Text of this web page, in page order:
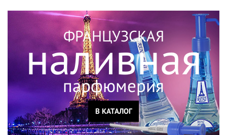
ФРАНЦУЗСКАЯ
наливная
парфюмерия
В КАТАЛОГ